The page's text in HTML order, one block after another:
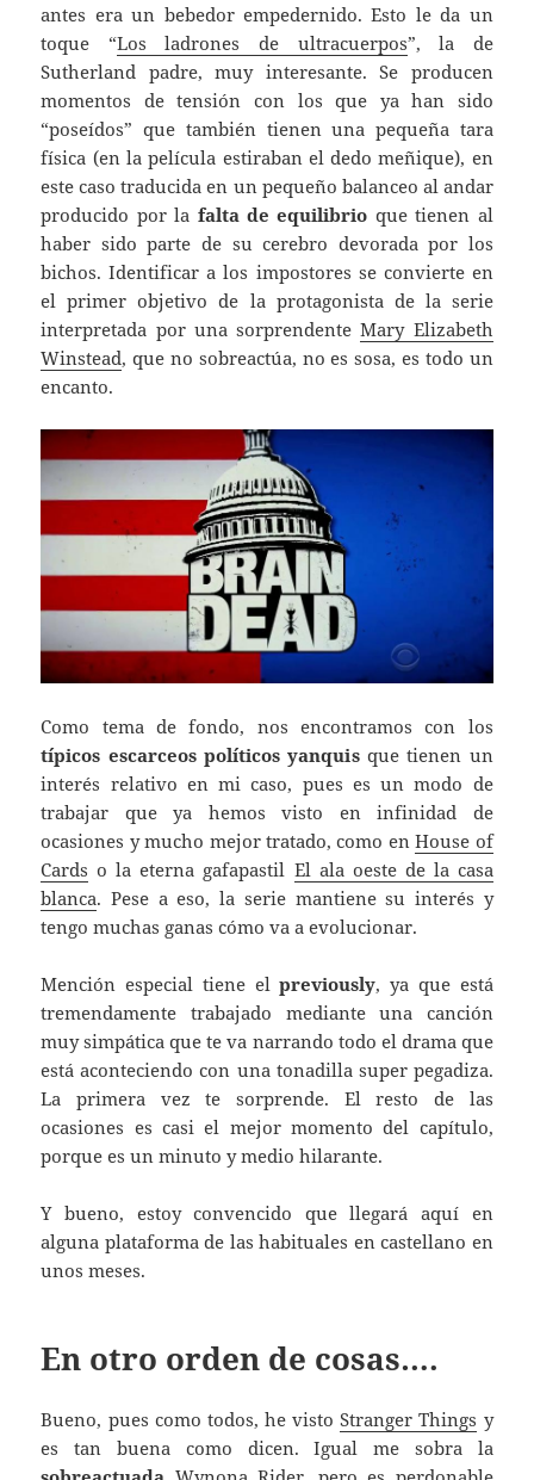
antes era un bebedor empedernido. Esto le da un
toque “Los ladrones de ultracuerpos”, la de
Sutherland padre, muy interesante. Se producen
momentos de tensión con los que ya han sido
“poseídos” que también tienen una pequeña tara
física (en la película estiraban el dedo meñique), en
este caso traducida en un pequeño balanceo al andar
producido por la falta de equilibrio que tienen al
haber sido parte de su cerebro devorada por los
bichos. Identificar a los impostores se convierte en
el primer objetivo de la protagonista de la serie
interpretada por una sorprendenteMary Elizabeth
Winstead, que no sobreactúa, no es sosa, es todo un
encanto.
Como tema de fondo, nos encontramos con los
típicos escarceos políticos yanquisque tienen un
interés relativo en mi caso, pues es un modo de
trabajar que ya hemos visto en infinidad de
ocasiones y mucho mejor tratado, como enHouse of
Cards o la eterna gafapastil El ala oeste de la casa
blanca. Pese a eso, la serie mantiene su interés y
tengo muchas ganas cómo va a evolucionar.
Mención especial tiene elpreviously, ya que está
tremendamente trabajado mediante una canción
muy simpática que te va narrando todo el drama que
está aconteciendo con una tonadilla super pegadiza.
La primera vez te sorprende. El resto de las
ocasiones es casi el mejor momento del capítulo,
porque es un minuto y medio hilarante.
Y bueno, estoy convencido que llegará aquí en
alguna plataforma de las habituales en castellano en
unos meses.
En otro orden de cosas….
Bueno, pues como todos, he vistoStranger Things y
es tan buena como dicen. Igual me sobra la